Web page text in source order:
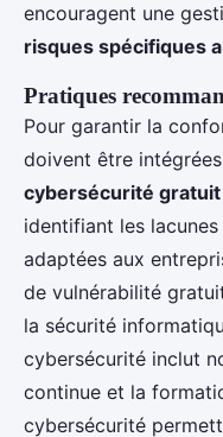
encouragent une
risques spécifiques
Pratiques
Pour garantir la
doivent être
cybersécurité gratuit
identifiant les
adaptées aux
de vulnérabilité
la sécurité
cybersécurité inclut
continue et la
cybersécurité